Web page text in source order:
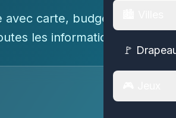
🚩
carte, budget,
les informations